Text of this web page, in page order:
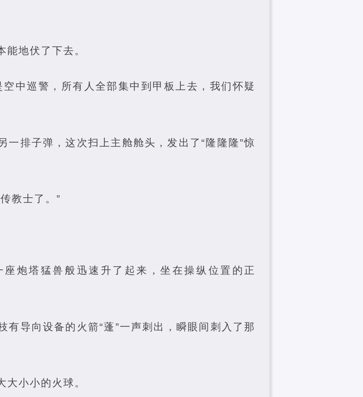
能地伏了下去。
中巡警，所有人全部集中到甲板上去，我们怀疑
一排子弹，这次扫上主舱舱头，发出了“隆隆隆”惊
教士了。”
炮塔猛兽般迅速升了起来，坐在操纵位置的正
有导向设备的火箭“蓬”一声刺出，瞬眼间刺入了那
大小小的火球。